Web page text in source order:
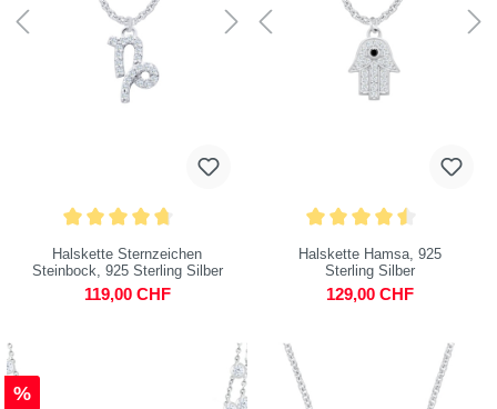
Halskette Sternzeichen
Steinbock, 925 Sterling Silber
119,00 CHF
Halskette Hamsa, 925
Sterling Silber
129,00 CHF
%